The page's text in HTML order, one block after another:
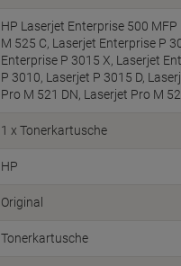
HP Laserjet Enterprise 500
M 525 C, Laserjet Enterprise P
Enterprise P 3015 X, Laserjet
P 3010, Laserjet P 3015 D,
Pro M 521 DN, Laserjet Pro M
1 x Tonerkartusche
HP
Original
Tonerkartusche